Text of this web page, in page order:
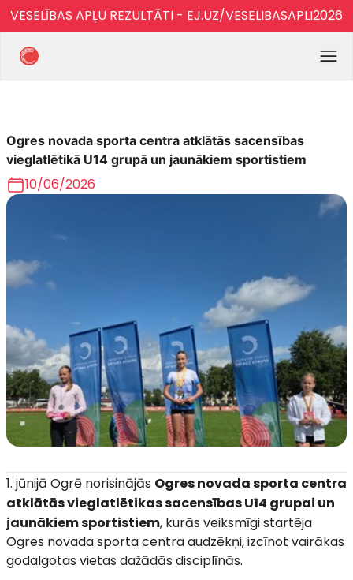
VESELĪBAS APĻU REZULTĀTI - EJ.UZ/VESELIBASAPLI2026
Ogres novada sporta centra atklātās sacensības
vieglatlētikā U14 grupā un jaunākiem sportistiem
10/06/2026
jūnijā Ogrē norisinājās Ogres novada sporta centra
atklātās vieglatlētikas sacensības U14 grupai un
jaunākiem sportistiem, kurās veiksmīgi startēja
Ogres novada sporta centra audzēkņi, izcīnot vairākas
godalgotas vietas dažādās disciplīnās.